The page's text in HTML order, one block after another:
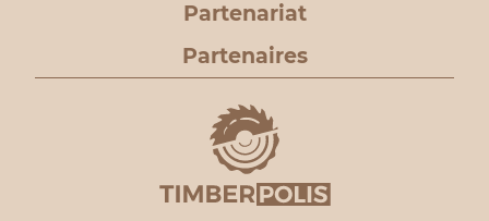
Partenariat
Partenaires